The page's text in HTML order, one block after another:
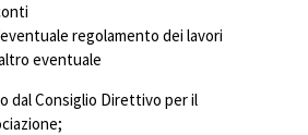
regolamento dei lavori
eventuale
dal Consiglio Direttivo per il